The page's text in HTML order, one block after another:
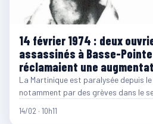
14 février 1974 : deux
assassinés à Basse-
réclamaient une
La Martinique est paralysée depuis le
notamment par des grèves dans le
14/02 · 10h11